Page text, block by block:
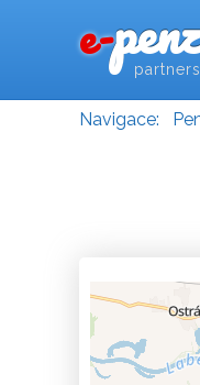
e-
Navigace: